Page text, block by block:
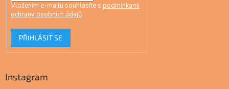
Vložením e-mailu souhlasíte s podmínkami
ochrany osobních údajů
PŘIHLÁSIT SE
Instagram